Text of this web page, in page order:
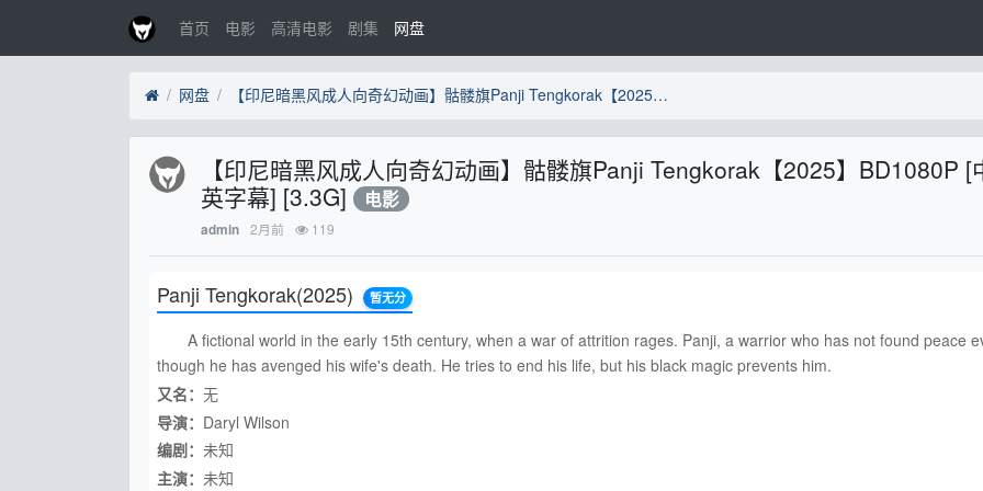
首页 电影 高清电影 剧集 网盘
网盘 【印尼暗黑风成人向奇幻动画】骷髅旗Panji Tengkorak【2025】BD1080P [中英字幕] [3.3G]
【印尼暗黑风成人向奇幻动画】骷髅旗Panji Tengkorak【2025】BD1080P [
英字幕] [3.3G] 电影
admin 2月前 119
Panji Tengkorak(2025) 暂无分
A fictional world in the early 15th century, when a war of attrition rages. Panji, a warrior who has not found peace
though he has avenged his wife's death. He tries to end his life, but his black magic prevents him.
又名： 无
导演： Daryl Wilson
编剧： 未知
主演： 未知